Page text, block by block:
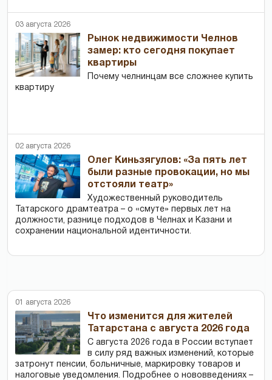
03 августа 2026
Рынок недвижимости Челнов
замер: кто сегодня покупает
квартиры
Почему челнинцам все сложнее купить
квартиру
02 августа 2026
Олег Киньзягулов: «За пять лет
были разные провокации, но мы
отстояли театр»
Художественный руководитель
Татарского драмтеатра – о «смуте» первых лет на
должности, разнице подходов в Челнах и Казани и
сохранении национальной идентичности.
01 августа 2026
Что изменится для жителей
Татарстана с августа 2026 года
С августа 2026 года в России вступает
в силу ряд важных изменений, которые
затронут пенсии, больничные, маркировку товаров и
налоговые уведомления. Подробнее о нововведениях –